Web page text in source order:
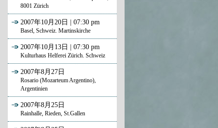
8001 Zürich
2007年10月20日 | 07:30 pm
Basel, Schweiz. Martinskirche
2007年10月13日 | 07:30 pm
Kulturhaus Helferei Zürich. Schweiz
2007年8月27日
Rosario (Mozarteum Argentino),
Argentinien
2007年8月25日
Rainhalle, Rieden, St.Gallen